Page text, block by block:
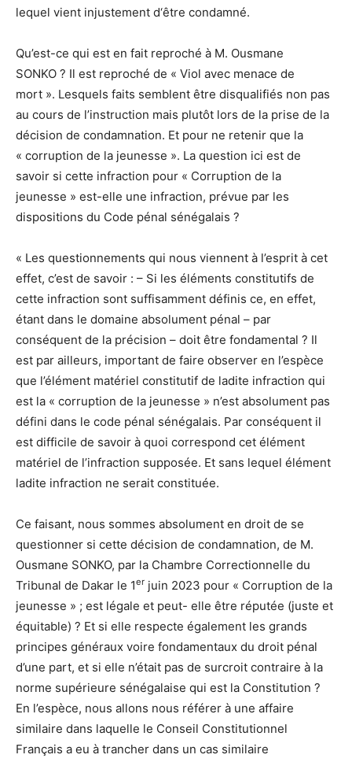
lequel vient injustement d‘être condamné.
Qu’est-ce qui est en fait reproché à M. Ousmane
SONKO ? Il est reproché de « Viol avec menace de
mort ». Lesquels faits semblent être disqualifiés non pas
au cours de l’instruction mais plutôt lors de la prise de la
décision de condamnation. Et pour ne retenir que la
« corruption de la jeunesse ». La question ici est de
savoir si cette infraction pour « Corruption de la
jeunesse » est-elle une infraction, prévue par les
dispositions du Code pénal sénégalais ?
« Les questionnements qui nous viennent à l’esprit à cet
effet, c’est de savoir : – Si les éléments constitutifs de
cette infraction sont suffisamment définis ce, en effet,
étant dans le domaine absolument pénal – par
conséquent de la précision – doit être fondamental ? Il
est par ailleurs, important de faire observer en l’espèce
que l’élément matériel constitutif de ladite infraction qui
est la « corruption de la jeunesse » n’est absolument pas
défini dans le code pénal sénégalais. Par conséquent il
est difficile de savoir à quoi correspond cet élément
matériel de l’infraction supposée. Et sans lequel élément
ladite infraction ne serait constituée.
Ce faisant, nous sommes absolument en droit de se
questionner si cette décision de condamnation, de M.
Ousmane SONKO, par la Chambre Correctionnelle du
Tribunal de Dakar le 1er juin 2023 pour « Corruption de la
jeunesse » ; est légale et peut- elle être réputée (juste et
équitable) ? Et si elle respecte également les grands
principes généraux voire fondamentaux du droit pénal
d’une part, et si elle n’était pas de surcroit contraire à la
norme supérieure sénégalaise qui est la Constitution ?
En l’espèce, nous allons nous référer à une affaire
similaire dans laquelle le Conseil Constitutionnel
Français a eu à trancher dans un cas similaire